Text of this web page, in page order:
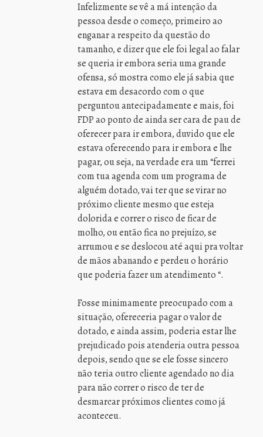
Infelizmente se vê a má intenção da
pessoa desde o começo, primeiro ao
enganar a respeito da questão do
tamanho, e dizer que ele foi legal ao falar
se queria ir embora seria uma grande
ofensa, só mostra como ele já sabia que
estava em desacordo com o que
perguntou antecipadamente e mais, foi
FDP ao ponto de ainda ser cara de pau de
oferecer para ir embora, duvido que ele
estava oferecendo para ir embora e lhe
pagar, ou seja, na verdade era um “ferrei
com tua agenda com um programa de
alguém dotado, vai ter que se virar no
próximo cliente mesmo que esteja
dolorida e correr o risco de ficar de
molho, ou então fica no prejuízo, se
arrumou e se deslocou até aqui pra voltar
de mãos abanando e perdeu o horário
que poderia fazer um atendimento “.
Fosse minimamente preocupado com a
situação, ofereceria pagar o valor de
dotado, e ainda assim, poderia estar lhe
prejudicado pois atenderia outra pessoa
depois, sendo que se ele fosse sincero
não teria outro cliente agendado no dia
para não correr o risco de ter de
desmarcar próximos clientes como já
aconteceu.